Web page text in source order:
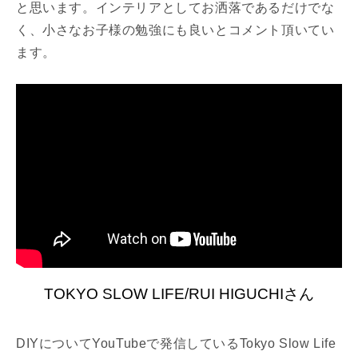
と思います。インテリアとしてお洒落であるだけでな
く、小さなお子様の勉強にも良いとコメント頂いてい
ます。
TOKYO SLOW LIFE/RUI HIGUCHIさん
DIYについてYouTubeで発信しているTokyo Slow Life